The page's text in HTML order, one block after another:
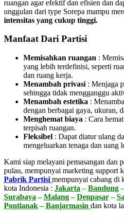
ruangan agar efektif dan efisien dan
unggulan dari type Sorepa mampu
intensitas yang cukup tinggi.
Manfaat Dari Partisi
Memisahkan ruangan :
yang lebih terdefinisi, seperti
dan ruang kerja.
Menambah privasi : Menjaga
sehingga tidak mengganggu
Menambah estetika :
dengan berbagai gaya, ukuran,
Menghemat biaya : Cara
terpisah ruangan.
Fleksibel : Dapat diatur ulang
mengeluarkan tenaga dan uang
Kami siap melayani pemasangan dan
pulau, mempunyai marketing support
Pabrik Partisi mempunyai cabang di
kota Indonesia : Jakarta –Bandung
Surabaya –Malang–Denpasar–
Pontianak–Banjarmasin dan kota